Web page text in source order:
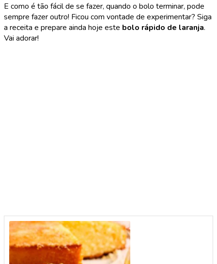
E como é tão fácil de se fazer, quando o bolo terminar, pode
sempre fazer outro! Ficou com vontade de experimentar? Siga
a receita e prepare ainda hoje este bolo rápido de laranja.
Vai adorar!